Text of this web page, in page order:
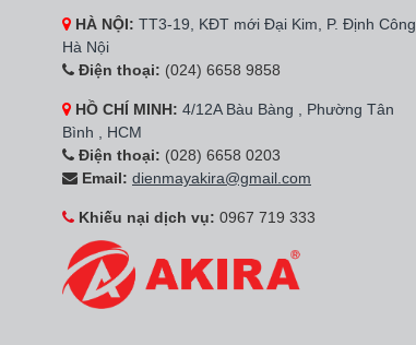
HÀ NỘI: TT3-19, KĐT mới Đại Kim, P. Định Công,
Hà Nội
Điện thoại: (024) 6658 9858
HỒ CHÍ MINH: 4/12A Bàu Bàng , Phường Tân
Bình , HCM
Điện thoại: (028) 6658 0203
Email: dienmayakira@gmail.com
Khiếu nại dịch vụ: 0967 719 333